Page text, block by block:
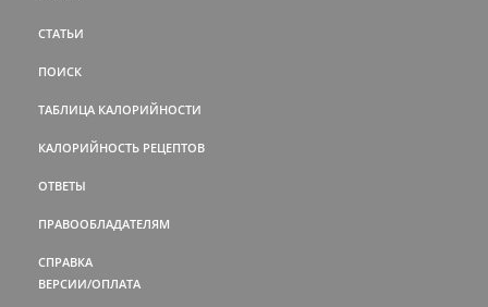
СТАТЬИ
ПОИСК
ТАБЛИЦА КАЛОРИЙНОСТИ
КАЛОРИЙНОСТЬ РЕЦЕПТОВ
ОТВЕТЫ
ПРАВООБЛАДАТЕЛЯМ
СПРАВКА
ВЕРСИИ/ОПЛАТА